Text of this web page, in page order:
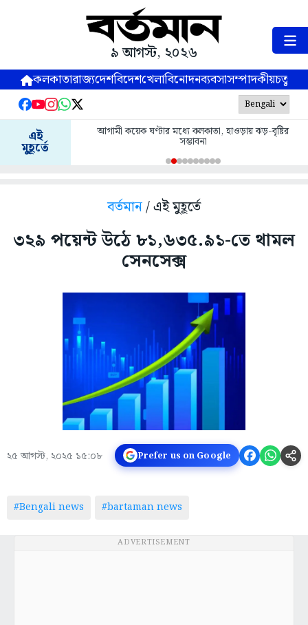
৯ আগস্ট, ২০২৬
কলকাতারাজ্যদেশবিদেশখেলাবিনোদনব্যবসাসম্পাদকীয়
এই
মুহূর্তে
আগামী কয়েক ঘণ্টার মধ্যে কলকাতা, হাওড়ায় ঝড়-বৃষ্টির
সম্ভাবনা
বর্তমান/ এই মুহূর্তে
৩২৯ পয়েন্ট উঠে ৮১,৬৩৫.৯১-তে থামল
সেনসেক্স
২৫ আগস্ট, ২০২৫ ১৫:০৮ Prefer us on Google
#Bengali news #bartaman news
ADVERTISEMENT